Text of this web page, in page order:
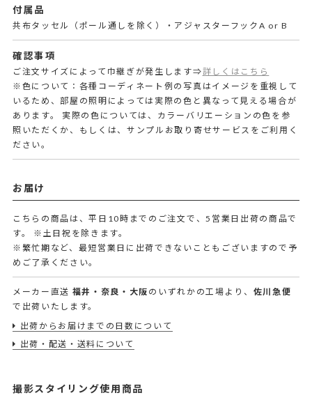
付属品
共布タッセル（ポール通しを除く）・アジャスターフックA or B
確認事項
ご注文サイズによって巾継ぎが発生します⇒詳しくはこちら
※色について：各種コーディネート例の写真はイメージを重視して
いるため、部屋の照明によっては実際の色と異なって見える場合が
あります。 実際の色については、カラーバリエーションの色を参
照いただくか、もしくは、サンプルお取り寄せサービスをご利用く
ださい。
お届け
こちらの商品は、平日10時までのご注文で、5営業日出荷の商品で
す。
※土日祝を除きます。
※繁忙期など、最短営業日に出荷できないこともございますので予
めご了承ください。
メーカー直送 福井・奈良・大阪 のいずれかの工場より、 佐川急便
で出荷いたします。
出荷からお届けまでの日数について
出荷・配送・送料について
撮影スタイリング使用商品